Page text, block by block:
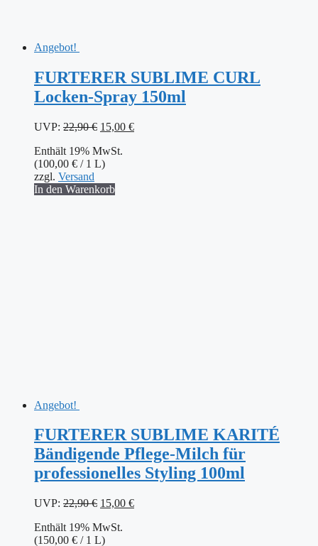
Angebot!
FURTERER SUBLIME CURL
Locken-Spray 150ml
UVP: 22,90€ Ursprünglicher
war:
22,90 €
15,00 €Aktueller
Enthält 19% MwSt.
(100,00 € / 1 L)
zzgl. Versand
In den Warenkorb
Angebot!
FURTERER SUBLIME KARITÉ
Bändigende Pflege-Milch für
professionelles Styling 100ml
UVP: 22,90€ Ursprünglicher
war:
22,90 €
15,00 €Aktueller
Enthält 19% MwSt.
(150,00 € / 1 L)